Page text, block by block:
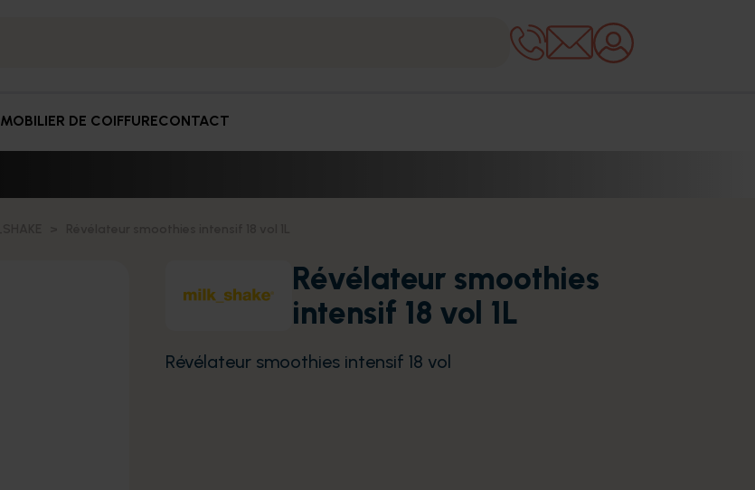
MOBILIER DE COIFFURECONTACT
Révélateur smoothies
intensif 18 vol 1L
Révélateur smoothies intensif 18 vol